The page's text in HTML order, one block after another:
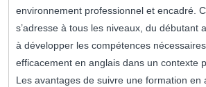
environnement professionnel et encadré.
s’adresse à tous les niveaux, du débutant
à développer les compétences
efficacement en anglais dans un contexte
Les avantages de suivre une formation en